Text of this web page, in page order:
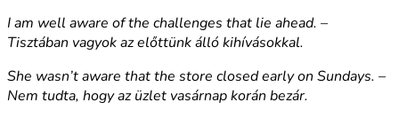
I am well aware of the challenges that lie ahead. –
Tisztában vagyok az előttünk álló kihívásokkal.
She wasn’t aware that the store closed early on Sundays. –
Nem tudta, hogy az üzlet vasárnap korán bezár.